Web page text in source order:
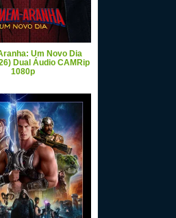
Um Novo Dia
Dual Áudio CAMRip
1080p